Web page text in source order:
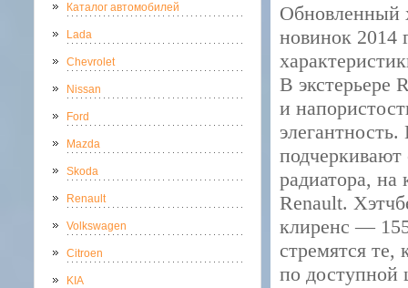
Каталог автомобилей
Lada
Chevrolet
Nissan
Ford
Mazda
Skoda
Renault
Volkswagen
Citroen
KIA
Обновленный
новинок 2014
В экстерьере
и
подчеркивают
радиатора, на
Renault.
клиренс —
стремятся
по доступной